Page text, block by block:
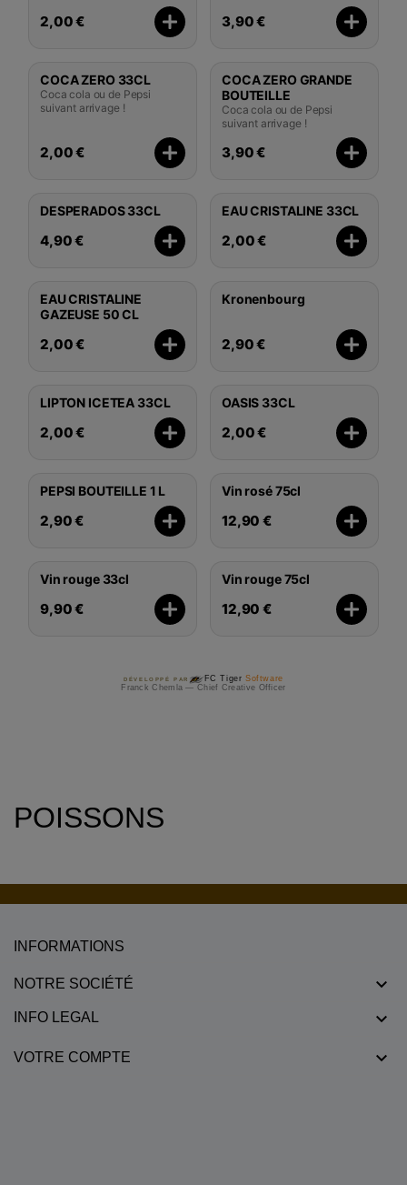
2,00 € 3,90 €
COCA ZERO 33CL
Coca cola ou de Pepsi
suivant arrivage !
2,00 €
COCA ZERO GRANDE
BOUTEILLE
Coca cola ou de Pepsi
suivant arrivage !
3,90 €
DESPERADOS 33CL
4,90 €
EAU CRISTALINE 33CL
2,00 €
EAU CRISTALINE
GAZEUSE 50 CL
2,00 €
Kronenbourg
2,90 €
LIPTON ICETEA 33CL
2,00 €
OASIS 33CL
2,00 €
PEPSI BOUTEILLE 1 L
2,90 €
Vin rosé 75cl
12,90 €
Vin rouge 33cl
9,90 €
Vin rouge 75cl
12,90 €
DÉVELOPPÉ PAR FC TigerSoftware
Franck Chemla — Chief Creative Officer
POISSONS
INFORMATIONS
NOTRE SOCIÉTÉ 
INFO LEGAL 
VOTRE COMPTE 